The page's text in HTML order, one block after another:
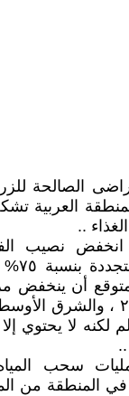
الصالحة
العربية
..
انخفض نصيب
ومن المتوقع أن
سحب
في المنطقة من